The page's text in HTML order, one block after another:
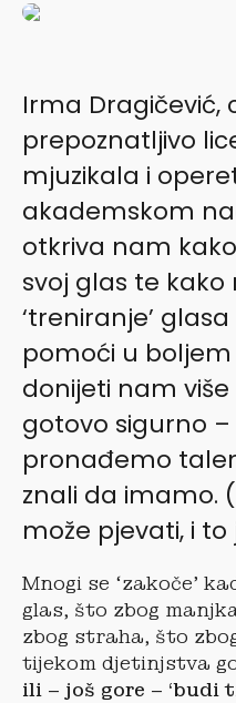
Irma Dragičević,
prepoznatljivo
mjuzikala i
akademskom
otkriva nam
svoj glas te
‘treniranje’
pomoći u
donijeti nam
gotovo sigurno
pronađemo
znali da imamo.
može pjevati, i
Mnogi se ‘zakoče’
glas, što zbog
zbog straha, što
tijekom djetinjstva
ili – još gore – ‘budi